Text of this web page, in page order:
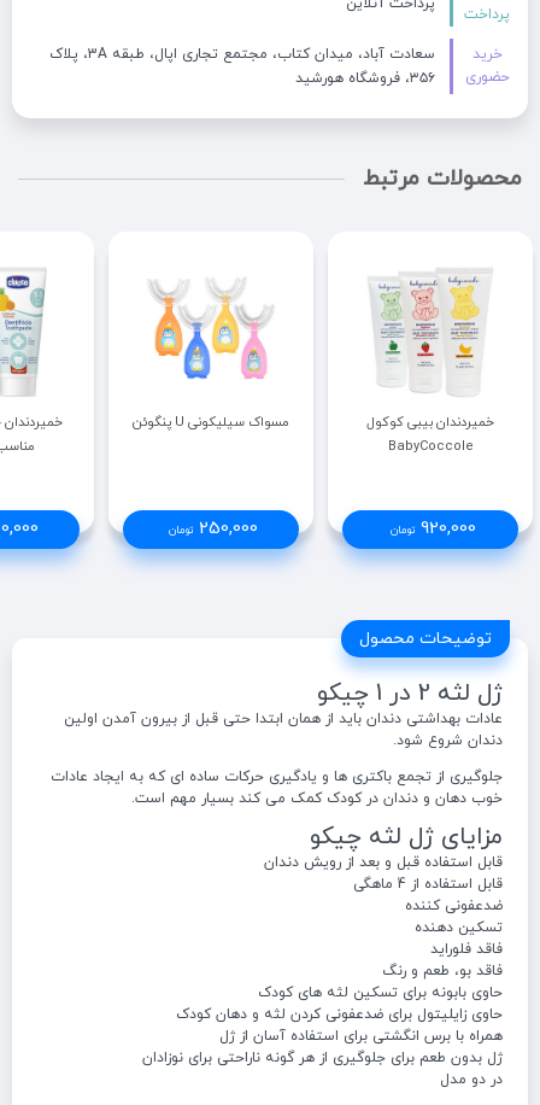
پرداخت
خرید
حضوری
سعادت آباد، میدان کتاب، مجتمع تجاری اپال، طبقه 3A، پلاک
۳۵۶، فروشگاه هورشید
محصولات مرتبط
خمیردندان بیبی کوکول
BabyCoccole
920,000 تومان
مسواک سیلیکونی U پنگوئن
250,000 تومان
مناسب 5-1
توضیحات محصول
ژل لثه 2 در 1 چیکو
عادات بهداشتی دندان باید از همان ابتدا حتی قبل از بیرون آمدن اولین
دندان شروع شود.
جلوگیری از تجمع باکتری ها و یادگیری حرکات ساده ای که به ایجاد عادات
خوب دهان و دندان در کودک کمک می کند بسیار مهم است.
مزایای ژل لثه چیکو
قابل استفاده قبل و بعد از رویش دندان
قابل استفاده از 4 ماهگی
ضدعفونی کننده
تسکین دهنده
فاقد فلوراید
فاقد بو، طعم و رنگ
حاوی بابونه برای تسکین لثه های کودک
حاوی زایلیتول برای ضدعفونی کردن لثه و دهان کودک
همراه با برس انگشتی برای استفاده آسان از ژل
ژل بدون طعم برای جلوگیری از هر گونه ناراحتی برای نوزادان
در دو مدل